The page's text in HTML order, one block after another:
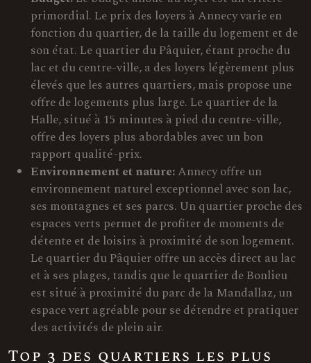
primordial. Le prix des loyers à Annecy varie en
fonction du quartier, de la taille du logement et de
son état. Le quartier du Pâquier, étant proche du
lac et du centre-ville, a des loyers légèrement plus
élevés que les autres quartiers, mais propose une
offre de logements plus large. Le quartier de la
Halle, situé à 15 minutes à pied du centre-ville,
offre des loyers plus abordables avec un bon
rapport qualité-prix.
Environnement et nature:Annecy offre un
environnement naturel exceptionnel avec son lac,
ses montagnes et ses parcs. Un quartier proche des
espaces verts permet de profiter de moments de
détente et de loisirs à proximité de son logement.
Le quartier du Pâquier offre un accès direct au lac
et à ses plages, tandis que le quartier de Bonlieu
est situé à proximité du parc de la Mandallaz, un
espace vert agréable pour se détendre et pratiquer
des activités de plein air.
Top 3 des quartiers les plus